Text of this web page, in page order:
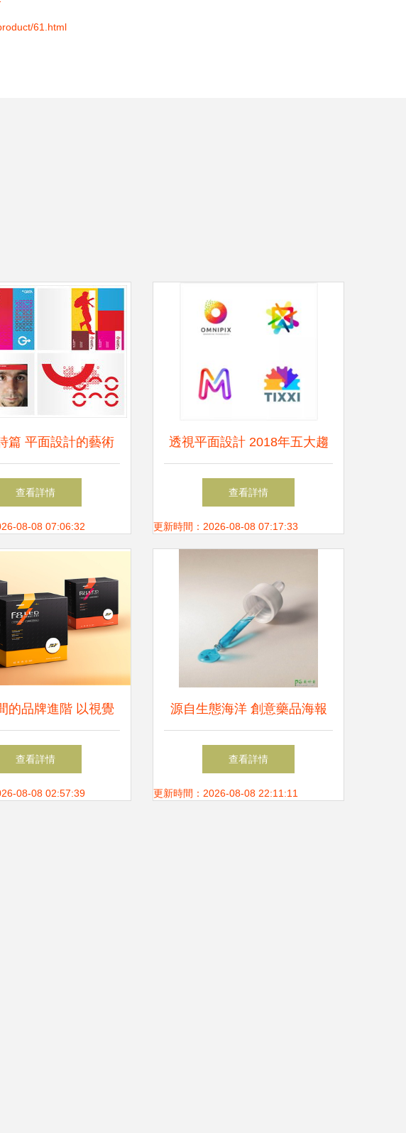
61.html
篇 平面設計的藝術
魅力探索
查看詳情
08-08 07:06:32
透視平面設計 2018年五大趨
勢回顧與2019年前瞻預測
查看詳情
更新時間：2026-08-08 07:17:33
的品牌進階 以視覺
寫汽車照明新篇章
查看詳情
08-08 02:57:39
源自生態海洋 創意藥品海報
設計的生態隱喻與設計實戰
查看詳情
更新時間：2026-08-08 22:11:11